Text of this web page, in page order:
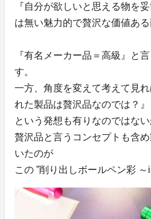
『自分が欲しいと思える物を
は無い魅力的で贅沢な価値ある
『有名メーカー品＝高級』と
す。
一方、角度を変えて考えて見
れた製品は贅沢品なのでは？』
という発想も有りなのではない
贅沢品と言うコンセプトも含
いたのが
この ”削り出しボールペン彩 ～